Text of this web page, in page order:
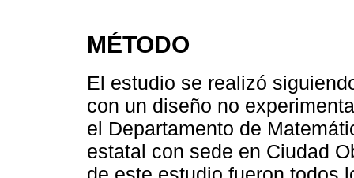
MÉTODO
El estudio se realizó
con un diseño no
el Departamento de
estatal con sede en Ciudad